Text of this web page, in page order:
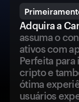
Adquira a
assuma o
ativos com
Perfeita
cripto e
ótima
usuários